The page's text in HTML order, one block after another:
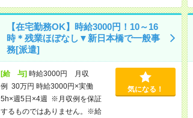
【在宅勤務OK】時給3000円！10～16
時＊残業ほぼなし▼新日本橋で一般事
務[派遣]
[給 与]時給3000円 月収
例 30万円 時給3000円×実働
5h×週5日×4週 ※月収例を保証
するものではありません。※給
気になる！